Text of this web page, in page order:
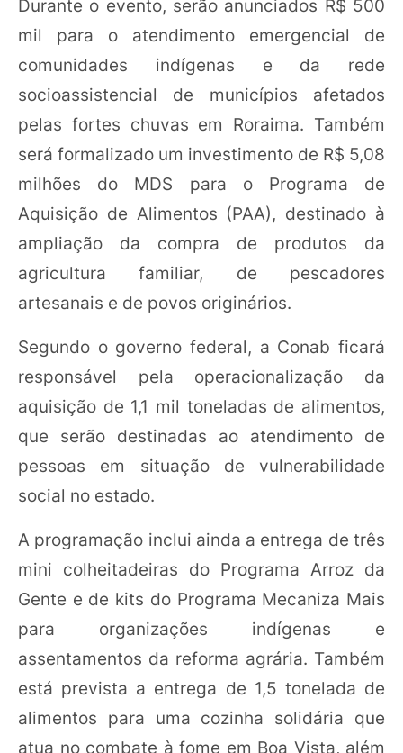
Durante o evento, serão anunciados R$ 500
mil para o atendimento emergencial de
comunidades indígenas e da rede
socioassistencial de municípios afetados
pelas fortes chuvas em Roraima. Também
será formalizado um investimento de R$ 5,08
milhões do MDS para o Programa de
Aquisição de Alimentos (PAA), destinado à
ampliação da compra de produtos da
agricultura familiar, de pescadores
artesanais e de povos originários.
Segundo o governo federal, a Conab ficará
responsável pela operacionalização da
aquisição de 1,1 mil toneladas de alimentos,
que serão destinadas ao atendimento de
pessoas em situação de vulnerabilidade
social no estado.
A programação inclui ainda a entrega de três
mini colheitadeiras do Programa Arroz da
Gente e de kits do Programa Mecaniza Mais
para organizações indígenas e
assentamentos da reforma agrária. Também
está prevista a entrega de 1,5 tonelada de
alimentos para uma cozinha solidária que
atua no combate à fome em Boa Vista, além